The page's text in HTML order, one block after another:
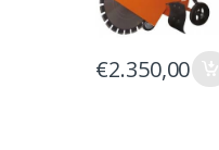
€2.350,00